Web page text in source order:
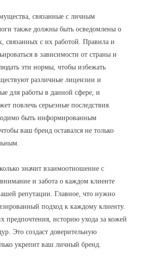
связанные с личным
также должны быть осведомлены о
связанных с их работой. Правила и
в зависимости от страны и
эти нормы, чтобы избежать
различные лицензии и
для работы в данной сфере, и
повлечь серьезные последствия.
быть информированным
ваш бренд оставался не только
значит взаимоотношение с
и забота о каждом клиенте
репутации. Главное, что нужно
подход к каждому клиенту.
предпочтения, историю ухода за кожей
Это создаст доверительную
укрепит ваш личный бренд.